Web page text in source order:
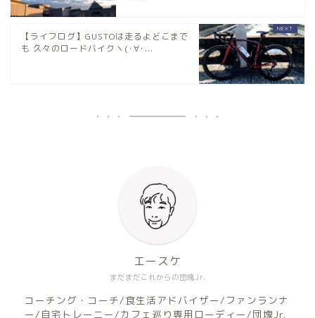
【ライフログ】GUSTOは走るよどこまで
も 久々のロードバイクヽ(･∀･...
まだまだこれからの団塊Jr.
エースケ
コーチング・コーチ/食生活アドバイザー/ファンランナ
ー/自宅トレーニー/カフェ巡り専用ローディー/団塊Jr.